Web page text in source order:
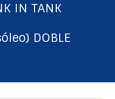
IN TANK
DOBLE